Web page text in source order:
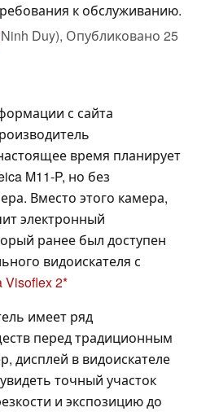
к обслуживанию.
Ninh Duy), Опубликовано 25
с сайта
время планирует
M11-P, но без
Вместо этого камера,
электронный
ранее был доступен
видоискателя с
Visoflex 2
имеет ряд
перед традиционным
дисплей в видоискателе
точный участок
и экспозицию до